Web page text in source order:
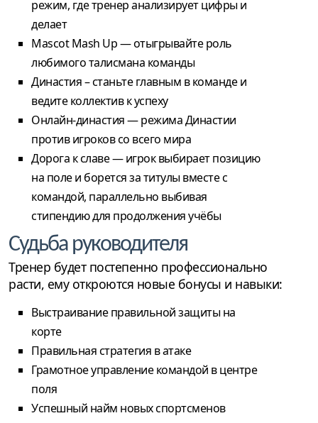
режим, где тренер анализирует цифры и
делает
Mascot Mash Up — отыгрывайте роль
любимого талисмана команды
Династия – станьте главным в команде и
ведите коллектив к успеху
Онлайн-династия — режима Династии
против игроков со всего мира
Дорога к славе — игрок выбирает позицию
на поле и борется за титулы вместе с
командой, параллельно выбивая
стипендию для продолжения учёбы
Судьба руководителя
Тренер будет постепенно профессионально
расти, ему откроются новые бонусы и навыки:
Выстраивание правильной защиты на
корте
Правильная стратегия в атаке
Грамотное управление командой в центре
поля
Успешный найм новых спортсменов